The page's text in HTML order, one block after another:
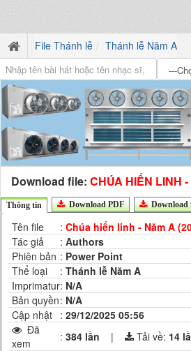
File Thánh lễ Thánh lễ Năm A
Download file: CHÚA HIỂN LINH
Thông tin Download PDF Download
Tên file : Chúa hiển linh - Năm A
Tác giả
: Authors
Phiên bản : Power Point
Thể loại
: Thánh lễ Năm A
Imprimatur: N/A
Bản quyền: N/A
Cập nhật : 29/12/2025 05:56
Đã
xem
: 384 lần | Tải về: 14